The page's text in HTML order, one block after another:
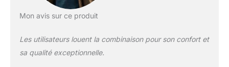
Mon avis sur ce produit
Les utilisateurs louent la combinaison pour son confort et
sa qualité exceptionnelle.